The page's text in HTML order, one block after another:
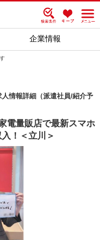
企業情報
情報詳細（派遣社員/紹介予
電量販店で最新スマホ
！＜立川＞